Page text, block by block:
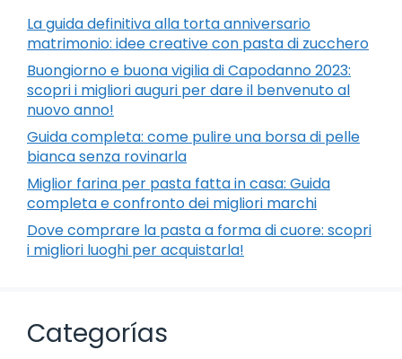
La guida definitiva alla torta anniversario
matrimonio: idee creative con pasta di zucchero
Buongiorno e buona vigilia di Capodanno 2023:
scopri i migliori auguri per dare il benvenuto al
nuovo anno!
Guida completa: come pulire una borsa di pelle
bianca senza rovinarla
Miglior farina per pasta fatta in casa: Guida
completa e confronto dei migliori marchi
Dove comprare la pasta a forma di cuore: scopri
i migliori luoghi per acquistarla!
Categorías